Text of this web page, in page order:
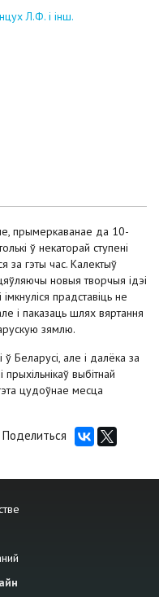
Л.Ф. і інш.
прымеркаванае да 10-
ў некаторай ступені
за гэты час. Калектыў
новыя творчыя ідэі
прадставіць не
і паказаць шлях вяртання
зямлю.
Беларусі, але і далёка за
выбітнай
цудоўнае месца
Поделиться